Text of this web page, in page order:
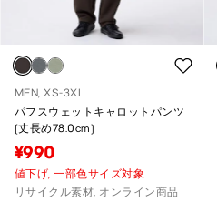
MEN, XS-3XL
パフスウェットキャロットパンツ
(丈長め78.0cm)
¥990
値下げ,一部色サイズ対象
リサイクル素材, オンライン商品